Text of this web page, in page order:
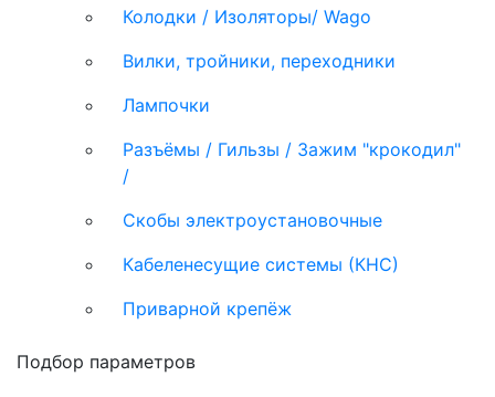
Колодки / Изоляторы/ Wago
Вилки, тройники, переходники
Лампочки
Разъёмы / Гильзы / Зажим "крокодил"
/
Скобы электроустановочные
Кабеленесущие системы (КНС)
Приварной крепёж
Подбор параметров